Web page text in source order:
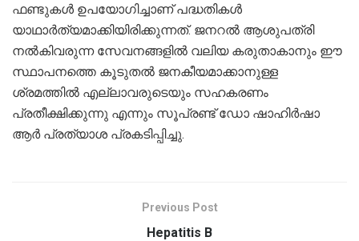
ഫണ്ടുകൾ ഉപയോഗിച്ചാണ് പദ്ധതികൾ
യാഥാർത്യമാക്കിയിരിക്കുന്നത്. ജനറൽ ആശുപത്രി
നൽകിവരുന്ന സേവനങ്ങളിൽ വലിയ കരുതാകാനും ഈ
സ്ഥാപനത്തെ കൂടുതൽ ജനകീയമാക്കാനുള്ള
ശ്രമത്തിൽ എല്ലാവരുടെയും സഹകരണം
പ്രതീക്ഷിക്കുന്നു എന്നും സൂപ്രണ്ട് ഡോ ഷാഹിർഷാ
ആർ പ്രത്യാശ പ്രകടിപ്പിച്ചു.
Previous Post
Hepatitis B